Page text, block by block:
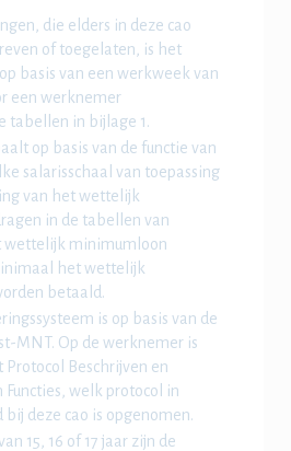
die elders in deze cao
of toegelaten, is het
basis van een werkweek van
een werknemer
tabellen in bijlage 1.
op basis van de functie van
salarisschaal van toepassing
van het wettelijk
in de tabellen van
wettelijk minimumloon
het wettelijk
betaald.
is op basis van de
MNT. Op de werknemer is
Beschrijven en
Functies, welk protocol in
bij deze cao is opgenomen.
15, 16 of 17 jaar zijn de